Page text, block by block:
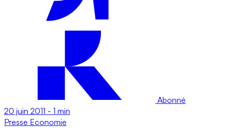
Abonné
20 juin 2011 - 1 min
Presse Economie